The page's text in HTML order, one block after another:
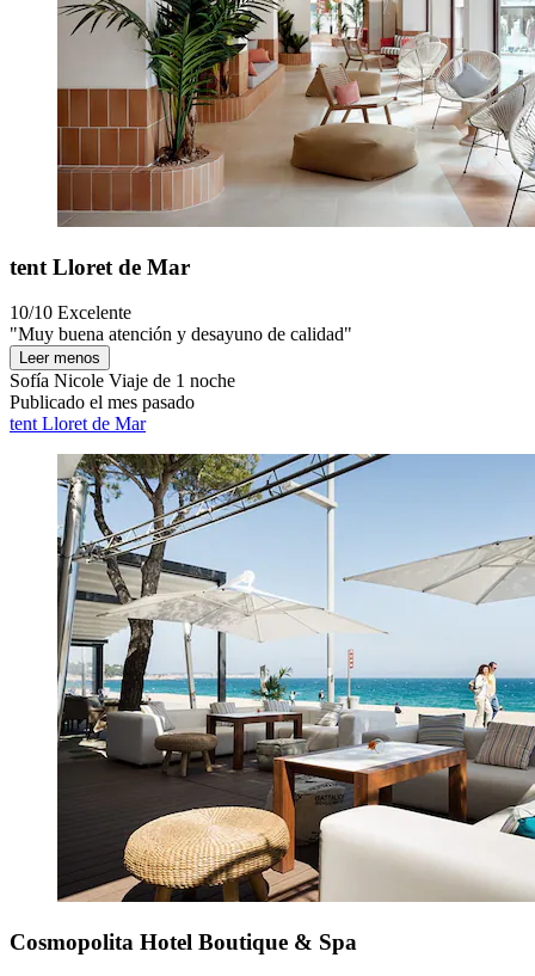
tent Lloret de Mar
10/10 Excelente
"Muy buena atención y desayuno de calidad"
Leer menos
Sofía Nicole Viaje de 1 noche
Publicado el mes pasado
tent Lloret de Mar
Cosmopolita Hotel Boutique & Spa